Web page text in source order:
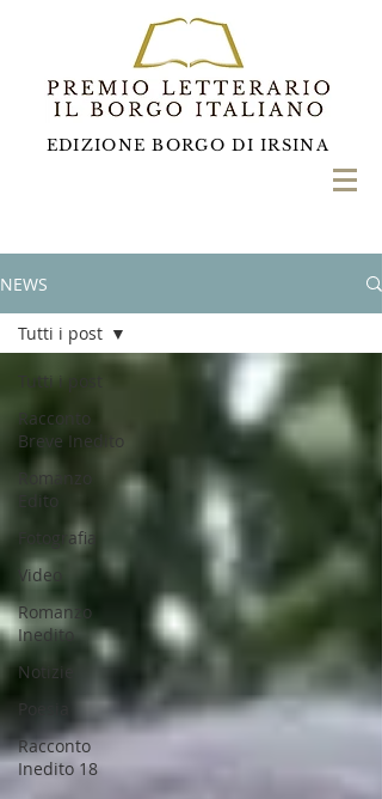
EDIZIONE BORGO DI IRSINA
NEWS
Tutti i post
Racconto
Breve Inedito
Romanzo
Edito
Fotografia
Video
Romanzo
Inedito
Notizie
Poesia
Racconto
Inedito 18
Tutti i post